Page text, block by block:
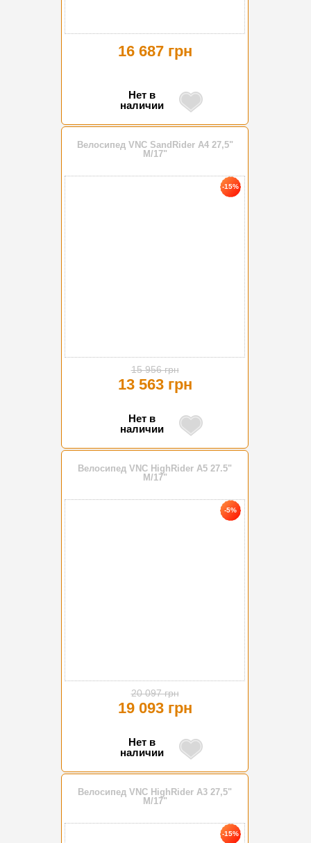
16 687 грн
Нет в
наличии
Велосипед VNC SandRider A4 27,5"
M/17"
-15%
15 956 грн
13 563 грн
Нет в
наличии
Велосипед VNC HighRider A5 27.5"
M/17"
-5%
20 097 грн
19 093 грн
Нет в
наличии
Велосипед VNC HighRider A3 27,5"
M/17"
-15%